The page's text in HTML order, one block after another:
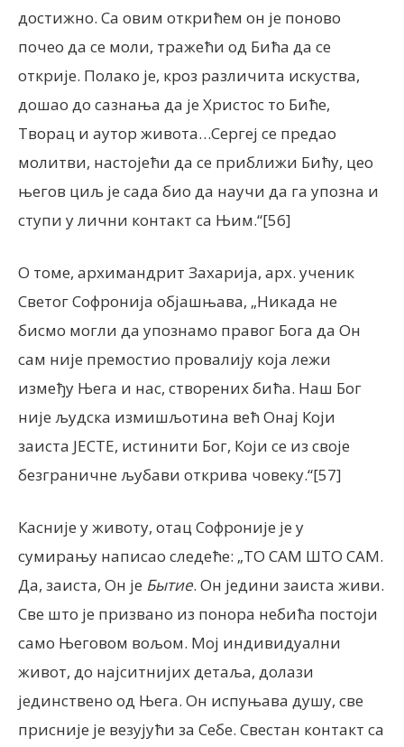
достижно. Са овим открићем он је поново
почео да се моли, тражећи од Бића да се
открије. Полако је, кроз различита искуства,
дошао до сазнања да је Христос то Биће,
Творац и аутор живота…Сергеј се предао
молитви, настојећи да се приближи Бићу, цео
његов циљ је сада био да научи да га упозна и
ступи у лични контакт са Њим.“[56]
О томе, архимандрит Захарија, арх. ученик
Светог Софронија објашњава, „Никада не
бисмо могли да упознамо правог Бога да Он
сам није премостио провалију која лежи
између Њега и нас, створених бића. Наш Бог
није људска измишљотина већ Онај Који
заиста ЈЕСТЕ, истинити Бог, Који се из своје
безграничне љубави открива човеку.“[57]
Касније у животу, отац Софроније је у
сумирању написао следеће: „ТО САМ ШТО САМ.
Да, заиста, Он је Бытие. Он једини заиста живи.
Све што је призвано из понора небића постоји
само Његовом вољом. Мој индивидуални
живот, до најситнијих детаља, долази
јединствено од Њега. Он испуњава душу, све
присније је везујући за Себе. Свестан контакт са